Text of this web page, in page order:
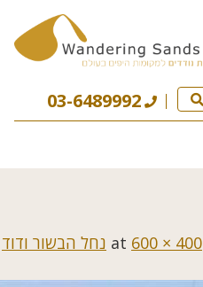
03-6489992
600 × 400
נחל הבשור ודוד